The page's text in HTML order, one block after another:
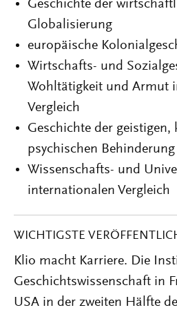
Geschichte der
Globalisierung
europäische
Wirtschafts- und
Wohltätigkeit und Armut
Vergleich
Geschichte der
psychischen Behinderung
Wissenschafts- und
internationalen Vergleich
WICHTIGSTE
Klio macht Karriere. Die
Geschichtswissenschaft in
USA in der zweiten Hälfte